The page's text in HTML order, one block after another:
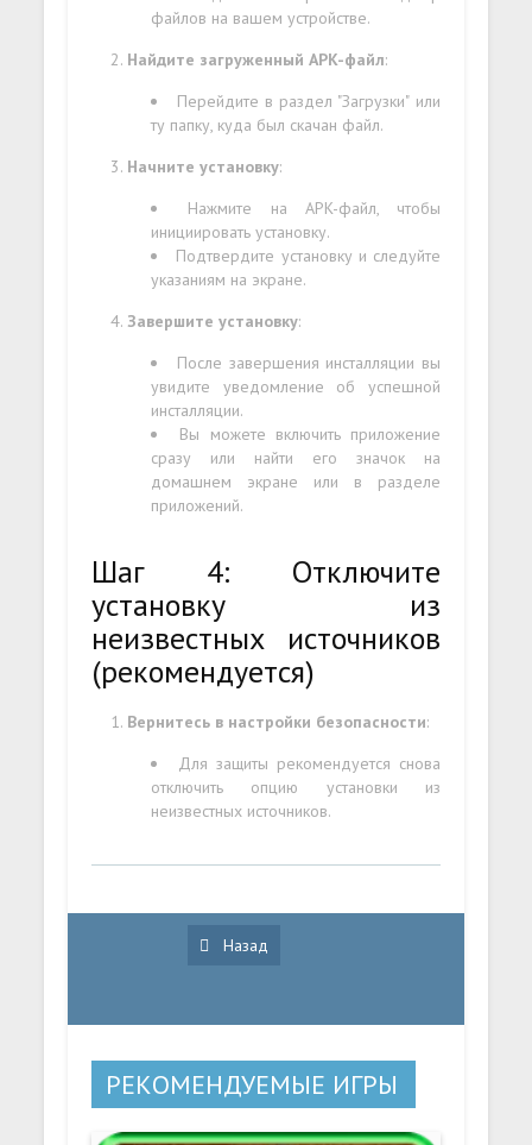
файлов на вашем устройстве.
Найдите загруженный APK-файл:
Перейдите в раздел "Загрузки" или
ту папку, куда был скачан файл.
Начните установку:
Нажмите на APK-файл, чтобы
инициировать установку.
Подтвердите установку и следуйте
указаниям на экране.
Завершите установку:
После завершения инсталляции вы
увидите уведомление об успешной
инсталляции.
Вы можете включить приложение
сразу или найти его значок на
домашнем экране или в разделе
приложений.
Шаг 4: Отключите
установку из
неизвестных источников
(рекомендуется)
Вернитесь в настройки безопасности:
Для защиты рекомендуется снова
отключить опцию установки из
неизвестных источников.
Назад
РЕКОМЕНДУЕМЫЕ ИГРЫ